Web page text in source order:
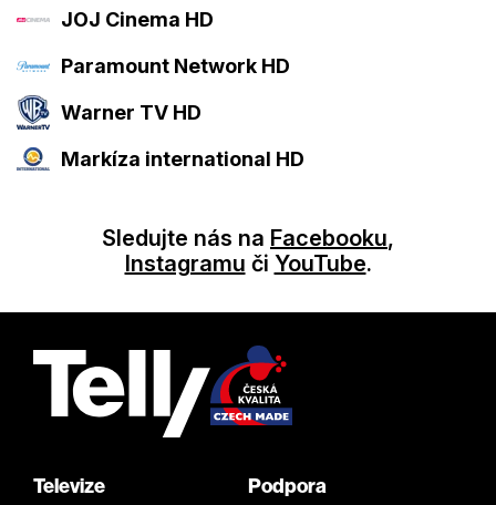
JOJ Cinema HD
Paramount Network HD
Warner TV HD
Markíza international HD
Sledujte nás na Facebooku,
Instagramu či YouTube.
Televize Podpora